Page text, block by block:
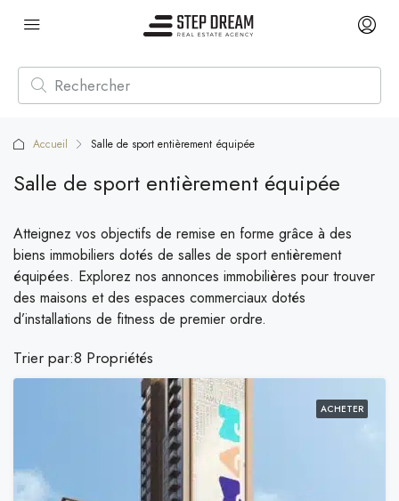
Accueil Salle de sport entièrement équipée
Salle de sport entièrement équipée
Atteignez vos objectifs de remise en forme grâce à des
biens immobiliers dotés de salles de sport entièrement
équipées. Explorez nos annonces immobilières pour trouver
des maisons et des espaces commerciaux dotés
d’installations de fitness de premier ordre.
8 Propriétés
Trier par:
ACHETER